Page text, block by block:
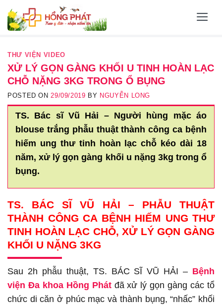
Skip
THƯ VIỆN VIDEO
XỬ LÝ GỌN GÀNG KHỐI U TINH HOÀN LẠC
CHỖ NẶNG 3KG TRONG Ổ BỤNG
POSTED ON29/09/2019 BY NGUYỄN LONG
TS. Bác sĩ Vũ Hải – Người hùng mặc áo
blouse trắng phẫu thuật thành công ca bệnh
hiếm ung thư tinh hoàn lạc chỗ kéo dài 18
năm, xử lý gọn gàng khối u nặng 3kg trong ổ
bụng.
TS. BÁC SĨ VŨ HẢI – PHẪU THUẬT
THÀNH CÔNG CA BỆNH HIẾM UNG THƯ
TINH HOÀN LẠC CHỖ, XỬ LÝ GỌN GÀNG
KHỐI U NẶNG 3KG
Sau 2h phẫu thuật, TS. BÁC SĨ VŨ HẢI – Bệnh
viện Đa khoa Hồng Phátđã xử lý gọn gàng các tổ
chức di căn ở phúc mạc và thành bụng, “nhấc” khối